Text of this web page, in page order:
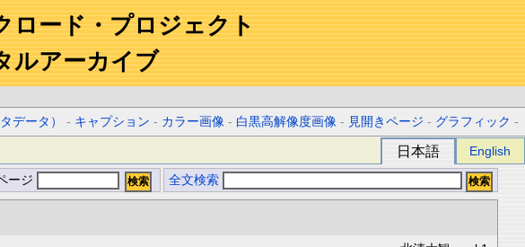
ロード・プロジェクト
ルアーカイブ
データ） - キャプション - カラー画像 - 白黒高解像度画像 - 見開きページ - グラフィック -
日本語 English
ージ 全文検索